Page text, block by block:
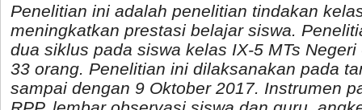
Penelitian ini adalah penelitian tindakan
meningkatkan prestasi belajar siswa.
dua siklus pada siswa kelas IX-5 MTs
33 orang. Penelitian ini dilaksanakan pada
sampai dengan 9 Oktober 2017. Instrumen